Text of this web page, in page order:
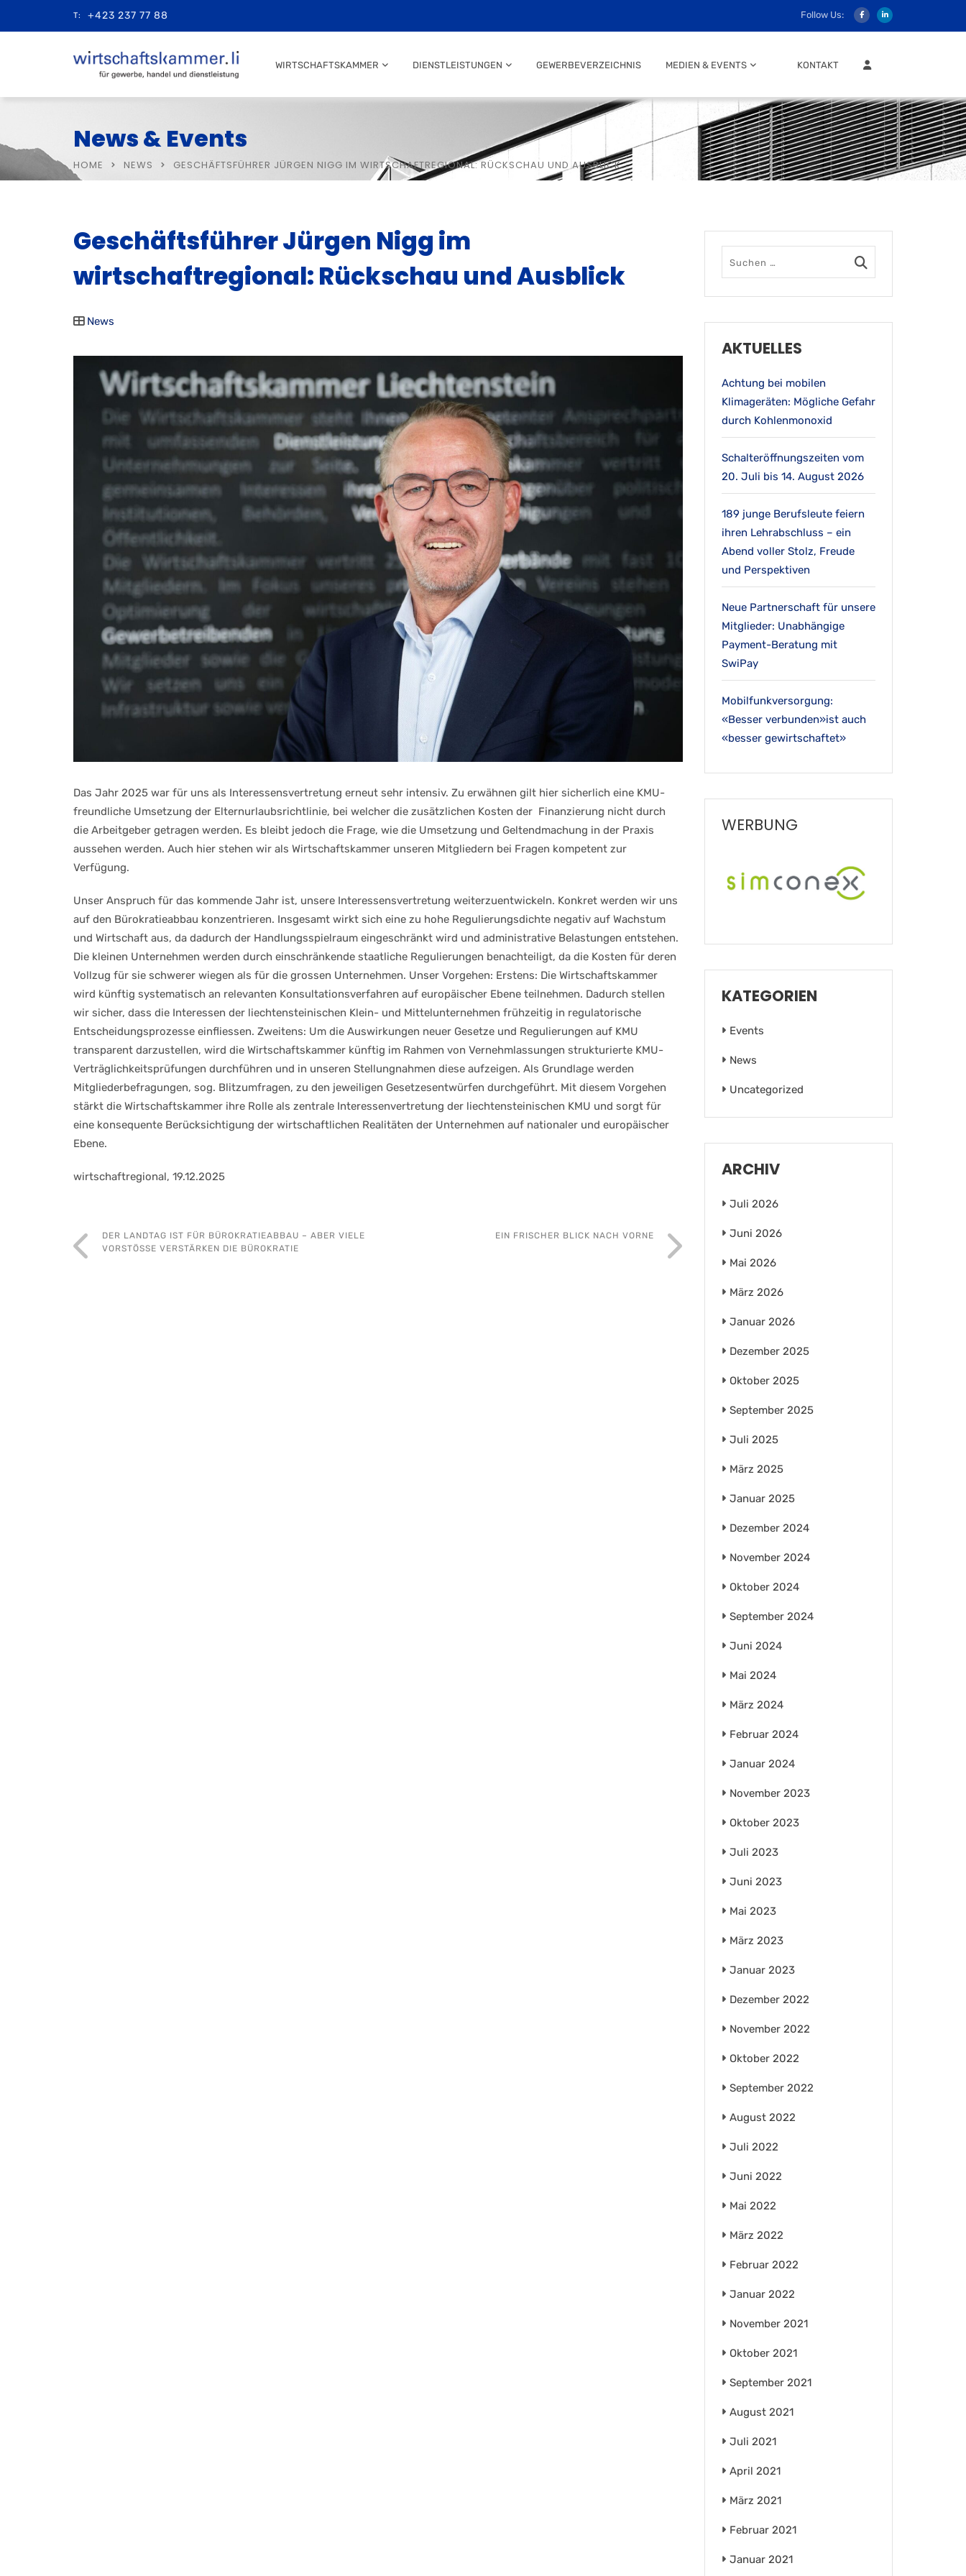
T: +423 237 77 88 Follow Us:
WIRTSCHAFTSKAMMER DIENSTLEISTUNGEN GEWERBEVERZEICHNIS MEDIEN & EVENTS KONTAKT MITGLIEDER LOGIN
News & Events
HOME NEWS GESCHÄFTSFÜHRER JÜRGEN NIGG IM WIRTSCHAFTREGIONAL: RÜCKSCHAU UND AUSBLICK
Geschäftsführer Jürgen Nigg im
wirtschaftregional: Rückschau und Ausblick
News
Das Jahr 2025 war für uns als Interessensvertretung erneut sehr intensiv. Zu erwähnen gilt hier sicherlich eine KMU-
freundliche Umsetzung der Elternurlaubsrichtlinie, bei welcher die zusätzlichen Kosten der Finanzierung nicht durch
die Arbeitgeber getragen werden. Es bleibt jedoch die Frage, wie die Umsetzung und Geltendmachung in der Praxis
aussehen werden. Auch hier stehen wir als Wirtschaftskammer unseren Mitgliedern bei Fragen kompetent zur
Verfügung.
Unser Anspruch für das kommende Jahr ist, unsere Interessensvertretung weiterzuentwickeln. Konkret werden wir uns
auf den Bürokratieabbau konzentrieren. Insgesamt wirkt sich eine zu hohe Regulierungsdichte negativ auf Wachstum
und Wirtschaft aus, da dadurch der Handlungsspielraum eingeschränkt wird und administrative Belastungen entstehen.
Die kleinen Unternehmen werden durch einschränkende staatliche Regulierungen benachteiligt, da die Kosten für deren
Vollzug für sie schwerer wiegen als für die grossen Unternehmen. Unser Vorgehen: Erstens: Die Wirtschaftskammer
wird künftig systematisch an relevanten Konsultationsverfahren auf europäischer Ebene teilnehmen. Dadurch stellen
wir sicher, dass die Interessen der liechtensteinischen Klein- und Mittelunternehmen frühzeitig in regulatorische
Entscheidungsprozesse einfliessen. Zweitens: Um die Auswirkungen neuer Gesetze und Regulierungen auf KMU
transparent darzustellen, wird die Wirtschaftskammer künftig im Rahmen von Vernehmlassungen strukturierte KMU-
Verträglichkeitsprüfungen durchführen und in unseren Stellungnahmen diese aufzeigen. Als Grundlage werden
Mitgliederbefragungen, sog. Blitzumfragen, zu den jeweiligen Gesetzesentwürfen durchgeführt. Mit diesem Vorgehen
stärkt die Wirtschaftskammer ihre Rolle als zentrale Interessenvertretung der liechtensteinischen KMU und sorgt für
eine konsequente Berücksichtigung der wirtschaftlichen Realitäten der Unternehmen auf nationaler und europäischer
Ebene.
wirtschaftregional, 19.12.2025
DER LANDTAG IST FÜR BÜROKRATIEABBAU – ABER VIELE
VORSTÖSSE VERSTÄRKEN DIE BÜROKRATIE
EIN FRISCHER BLICK NACH VORNE
AKTUELLES
Achtung bei mobilen
Klimageräten: Mögliche Gefahr
durch Kohlenmonoxid
Schalteröffnungszeiten vom
20. Juli bis 14. August 2026
189 junge Berufsleute feiern
ihren Lehrabschluss – ein
Abend voller Stolz, Freude
und Perspektiven
Neue Partnerschaft für unsere
Mitglieder: Unabhängige
Payment-Beratung mit
SwiPay
Mobilfunkversorgung:
«Besser verbunden»ist auch
«besser gewirtschaftet»
WERBUNG
KATEGORIEN
Events
News
Uncategorized
ARCHIV
Juli 2026
Juni 2026
Mai 2026
März 2026
Januar 2026
Dezember 2025
Oktober 2025
September 2025
Juli 2025
März 2025
Januar 2025
Dezember 2024
November 2024
Oktober 2024
September 2024
Juni 2024
Mai 2024
März 2024
Februar 2024
Januar 2024
November 2023
Oktober 2023
Juli 2023
Juni 2023
Mai 2023
März 2023
Januar 2023
Dezember 2022
November 2022
Oktober 2022
September 2022
August 2022
Juli 2022
Juni 2022
Mai 2022
März 2022
Februar 2022
Januar 2022
November 2021
Oktober 2021
September 2021
August 2021
Juli 2021
April 2021
März 2021
Februar 2021
Januar 2021